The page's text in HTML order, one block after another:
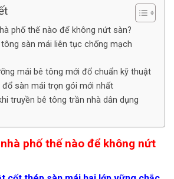
phố thế nào để không nứt sàn?
sàn mái liên tục chống mạch
mái bê tông mới đổ chuẩn kỹ thuật
đổ sàn mái trọn gói mới nhất
truyền bê tông trần nhà dân dụng
phố thế nào để không nứt